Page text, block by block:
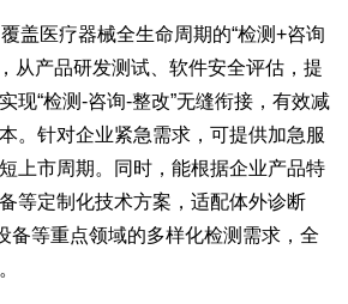
盖医疗器械全生命周期的“检测+咨询
从产品研发测试、软件安全评估，提
现“检测-咨询-整改”无缝衔接，有效减
。针对企业紧急需求，可提供加急服
上市周期。同时，能根据企业产品特
等定制化技术方案，适配体外诊断
备等重点领域的多样化检测需求，全